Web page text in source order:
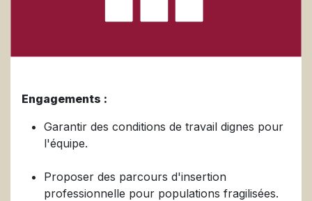
Engagements :
Garantir des conditions de travail dignes pour
l'équipe.
Proposer des parcours d'insertion
professionnelle pour populations fragilisées.